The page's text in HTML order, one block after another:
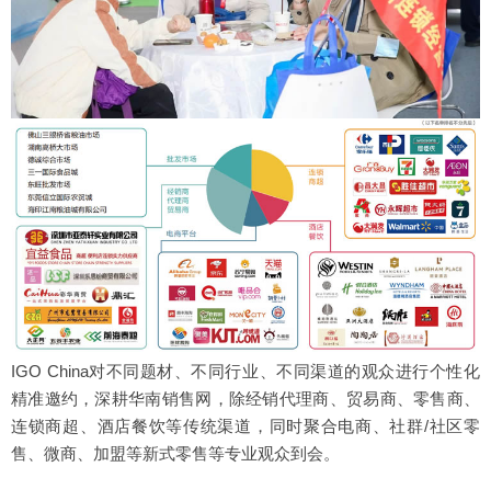
IGO China对不同题材、不同行业、不同渠道的观众进行个性化
精准邀约，深耕华南销售网，除经销代理商、贸易商、零售商、
连锁商超、酒店餐饮等传统渠道，同时聚合电商、社群/社区零
售、微商、加盟等新式零售等专业观众到会。